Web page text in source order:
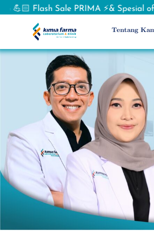
Sale PRIMA ⚡& Spesial offer
Tentang